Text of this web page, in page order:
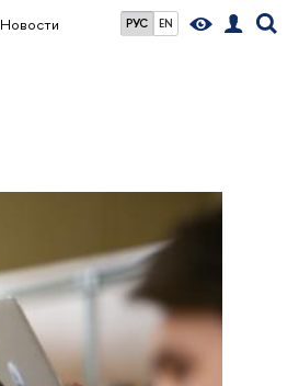
РУС EN
Новости